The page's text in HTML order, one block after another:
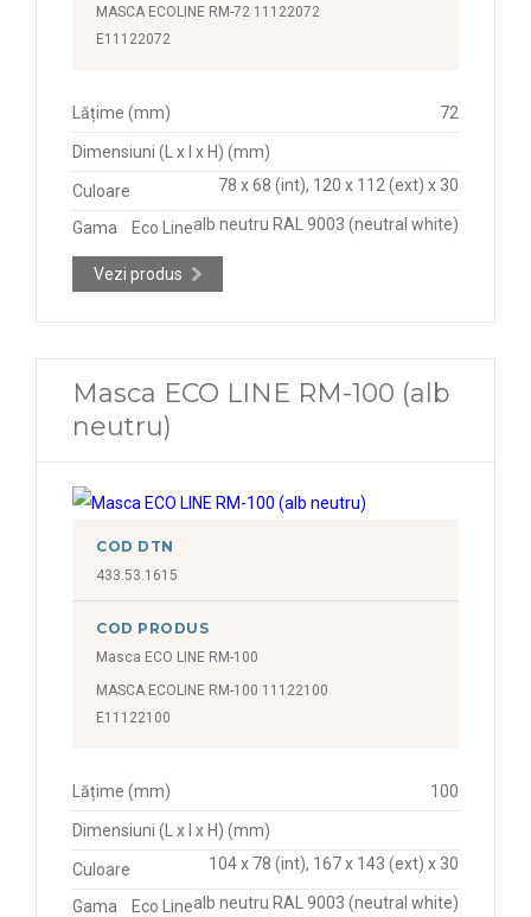
MASCA ECOLINE RM-72 11122072
E11122072
Lățime (mm) 72
Dimensiuni (L x l x H) (mm)
78 x 68 (int), 120 x 112 (ext) x 30
Culoare
alb neutru RAL 9003 (neutral white)
Gama Eco Line
Vezi produs
Masca ECO LINE RM-100 (alb
neutru)
COD DTN
433.53.1615
COD PRODUS
Masca ECO LINE RM-100
MASCA ECOLINE RM-100 11122100
E11122100
Lățime (mm) 100
Dimensiuni (L x l x H) (mm)
104 x 78 (int), 167 x 143 (ext) x 30
Culoare
alb neutru RAL 9003 (neutral white)
Gama Eco Line